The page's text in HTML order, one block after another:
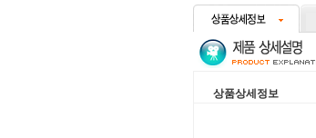
상품상세정보